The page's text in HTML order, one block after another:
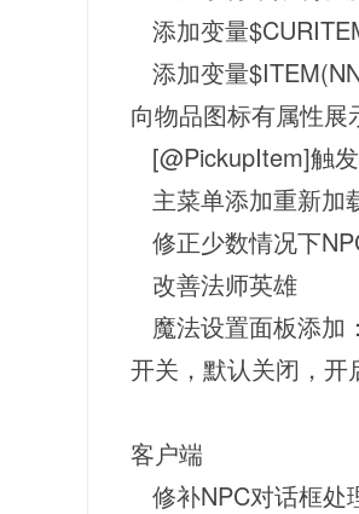
添加变量
添加变量
向物品图标有属性
[@PickupItem]触
主菜单添加重新加
修正少数情况下
改善法师英雄
魔法设置面板添加
开关，默认关闭，开
客户端
修补NPC对话框处